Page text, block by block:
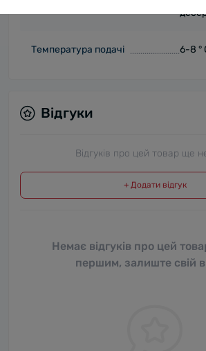
Температура подачі 6-8 °
Відгуки
Відгуків про цей товар ще
+ Додати відгук
Немає відгуків про цей
першим, залиште свій